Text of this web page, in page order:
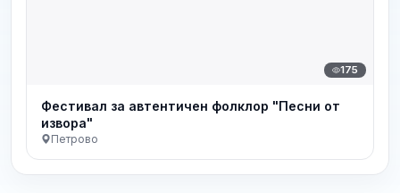
175
Фестивал за автентичен фолклор "Песни от
извора"
Петрово